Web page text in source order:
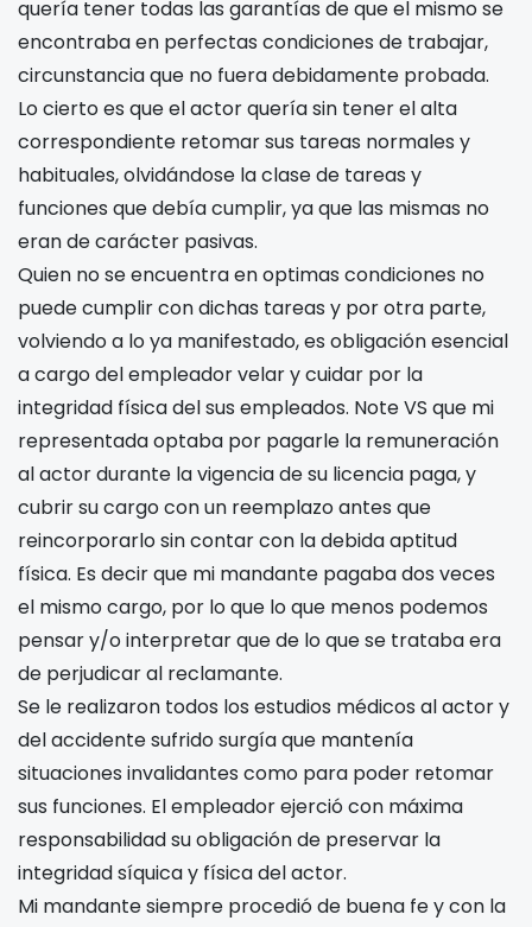
quería tener todas las garantías de que el mismo se
encontraba en perfectas condiciones de trabajar,
circunstancia que no fuera debidamente probada.
Lo cierto es que el actor quería sin tener el alta
correspondiente retomar sus tareas normales y
habituales, olvidándose la clase de tareas y
funciones que debía cumplir, ya que las mismas no
eran de carácter pasivas.
Quien no se encuentra en optimas condiciones no
puede cumplir con dichas tareas y por otra parte,
volviendo a lo ya manifestado, es obligación esencial
a cargo del empleador velar y cuidar por la
integridad física del sus empleados. Note VS que mi
representada optaba por pagarle la remuneración
al actor durante la vigencia de su licencia paga, y
cubrir su cargo con un reemplazo antes que
reincorporarlo sin contar con la debida aptitud
física. Es decir que mi mandante pagaba dos veces
el mismo cargo, por lo que lo que menos podemos
pensar y/o interpretar que de lo que se trataba era
de perjudicar al reclamante.
Se le realizaron todos los estudios médicos al actor y
del accidente sufrido surgía que mantenía
situaciones invalidantes como para poder retomar
sus funciones. El empleador ejerció con máxima
responsabilidad su obligación de preservar la
integridad síquica y física del actor.
Mi mandante siempre procedió de buena fe y con la